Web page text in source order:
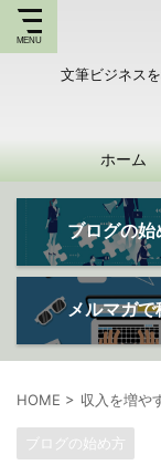
文筆ビジネス
ホーム
ブログの始
メルマガで
HOME > 収入を増や
ブログの始め方